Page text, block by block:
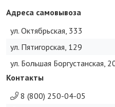
Адреса самовывоза
ул. Октябрьская, 333
ул. Пятигорская, 129
ул. Большая Боргустанская,
Контакты
8 (800) 250-04-05